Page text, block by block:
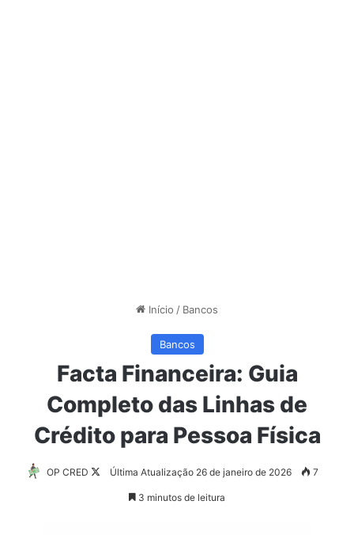
Início / Bancos
Bancos
Facta Financeira: Guia
Completo das Linhas de
Crédito para Pessoa Física
OP CRED
Follow
Última Atualização 26 de janeiro de 2026 7
3 minutos de leitura